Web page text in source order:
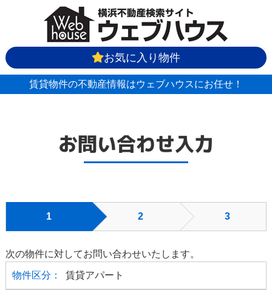
お気に入り物件
賃貸物件の不動産情報はウェブハウスにお任せ！
お問い合わせ入力
1 2 3
次の物件に対してお問い合わせいたします。
賃貸アパート